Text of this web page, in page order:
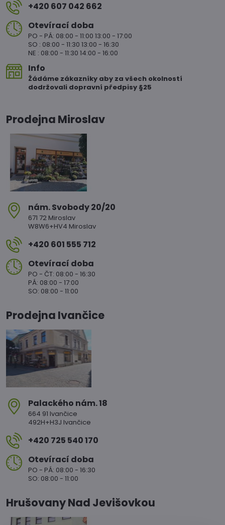
+420 607 042 662
Otevírací doba
PO - PÁ: 08:00 - 11:00 13:00 - 17:00
SO : 08:00 - 11:30 13:00 - 16:30
NE : 08:00 - 11:30 14:00 - 16:00
Info
Žádáme zákazníky aby za všech okolností
dodržovali dopravní předpisy §25
Prodejna Miroslav
nám​. Svobody 20/20
671 72 Miroslav
W8W6+HV4 Miroslav
+420 601 555 712
Otevírací doba
PO - ČT: 08:00 - 16:30
PÁ: 08:00 - 17:00
SO: 08:00 - 11:00
Prodejna Ivančice
Palackého nám​. 18
664 91 Ivančice
492H+H3J Ivančice
+420 725 540 170
Otevírací doba
PO - PÁ: 08:00 - 16:30
SO: 08:00 - 11:00
Hrušovany Nad Jevišovkou